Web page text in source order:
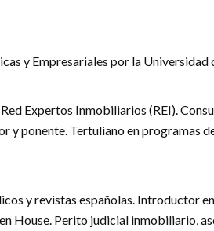
y Empresariales por la Universidad
Expertos Inmobiliarios (REI).
y ponente. Tertuliano en programas
y revistas españolas. Introductor
House. Perito judicial inmobiliario,